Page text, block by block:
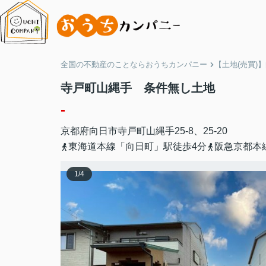
全国の不動産のことならおうちカンパニー 【土地(売買)
寺戸町山縄手 条件無し土地
-
京都府向日市寺戸町山縄手25-8、25-20
東海道本線「向日町」駅徒歩4分
阪急京都本
1/4